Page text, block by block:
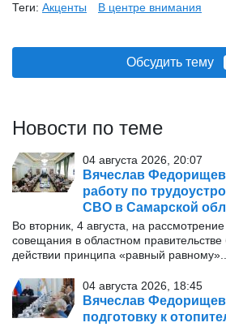
Теги: Акценты В центре внимания
Обсудить тему
Новости по теме
04 августа 2026, 20:07
Вячеслав
работу по
СВО в Самарской
Во вторник, 4 августа, на
совещания в областном
действии принципа «равный равному»...
04 августа 2026, 18:45
Вячеслав
подготовку к